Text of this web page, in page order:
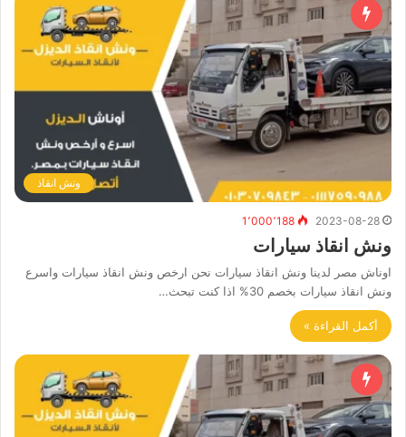
ونش انقاذ
2023-08-28 1٬000٬188
ونش انقاذ سيارات
اوناش مصر لدينا ونش انقاذ سيارات نحن ارخص ونش انقاذ سيارات واسرع
ونش انقاذ سيارات بخصم 30% اذا كنت تبحث…
أكمل القراءة »